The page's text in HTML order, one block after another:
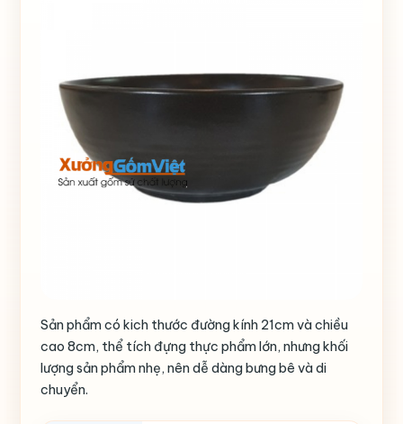
Sản phẩm có kich thước đường kính 21cm và chiều
cao 8cm, thể tích đựng thực phẩm lớn, nhưng khối
lượng sản phẩm nhẹ, nên dễ dàng bưng bê và di
chuyển.